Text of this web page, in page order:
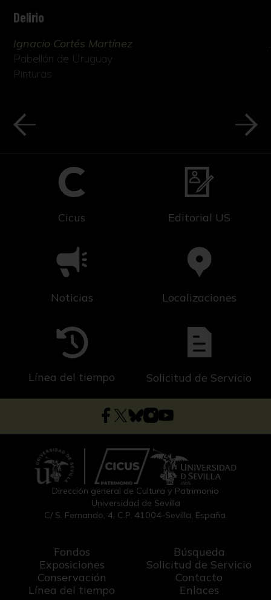
Delirio
Ignacio Cortés Martínez
Pabellón de Uruguay
Pinturas
Cicus Editorial US
Noticias Localizaciones
Línea del tiempo Solicitud de Servicio
Dirección general de Cultura y Patrimonio
Universidad de Sevilla
C/ S. Fernando, 4, C.P. 41004-Sevilla, España.
Fondos
Exposiciones
Conservación
Línea del tiempo
Búsqueda
Solicitud de Servicio
Contacto
Enlaces